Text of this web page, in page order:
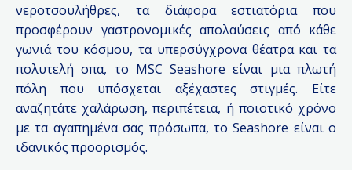
νεροτσουλήθρες, τα διάφορα εστιατόρια που
προσφέρουν γαστρονομικές απολαύσεις από κάθε
γωνιά του κόσμου, τα υπερσύγχρονα θέατρα και τα
πολυτελή σπα, το MSC Seashore είναι μια πλωτή
πόλη που υπόσχεται αξέχαστες στιγμές. Είτε
αναζητάτε χαλάρωση, περιπέτεια, ή ποιοτικό χρόνο
με τα αγαπημένα σας πρόσωπα, το Seashore είναι ο
ιδανικός προορισμός.